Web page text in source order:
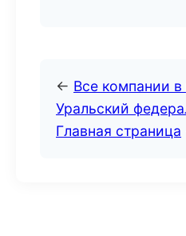
← Все компании в
Уральский
Главная страница